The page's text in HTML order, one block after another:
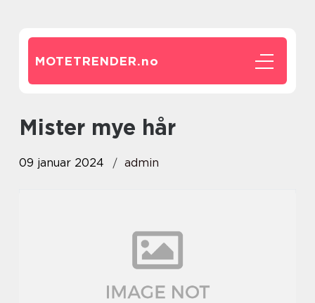
MOTETRENDER.no
mister mye hår
09 januar 2024 admin